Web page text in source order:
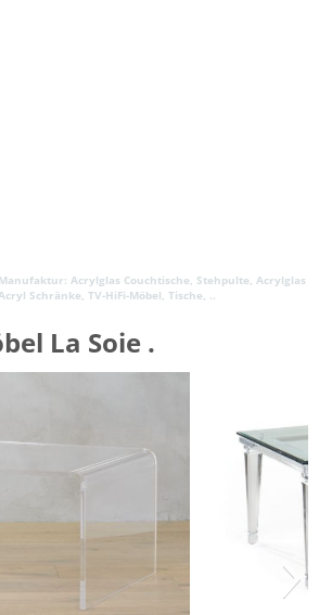
Acrylglas Couchtische, Stehpulte, Acrylglas
Schränke, TV-HiFi-Möbel, Tische, ..
La Soie .